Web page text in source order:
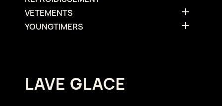
VETEMENTS

YOUNGTIMERS 
LAVE GLACE